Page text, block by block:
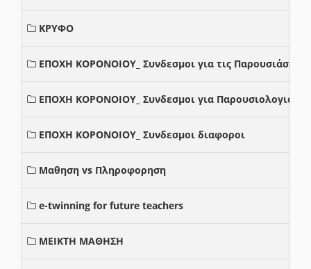
ΚΡΥΦΟ
ΕΠΟΧΗ ΚΟΡΟΝΟΙΟΥ_ Συνδεσμοι για τις Παρουσιάσεις
ΕΠΟΧΗ ΚΟΡΟΝΟΙΟΥ_ Συνδεσμοι για Παρουσιολογια
ΕΠΟΧΗ ΚΟΡΟΝΟΙΟΥ_ Συνδεσμοι διαφοροι
Μαθηση vs Πληροφορηση
e-twinning for future teachers
ΜΕΙΚΤΗ ΜΑΘΗΣΗ